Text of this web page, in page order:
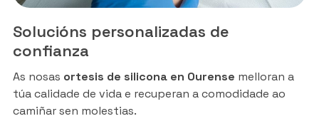
Solucións personalizadas de
confianza
As nosas ortesis de silicona en Ourense melloran a
túa calidade de vida e recuperan a comodidade ao
camiñar sen molestias.